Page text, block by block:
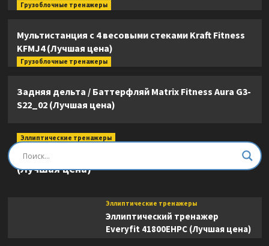
Грузоблочные тренажеры
Мультистанция с 4 весовыми стеками Kraft Fitness
KFMJ4 (Лучшая цена)
Грузоблочные тренажеры
Задняя дельта / Баттерфляй Matrix Fitness Aura G3-
S22_02 (Лучшая цена)
Эллиптические тренажеры
Эллиптический тренажер DFC E8745T
(Лучшая цена)
Эллиптические тренажеры
Эллиптический тренажер
Everyfit 41800EHPC (Лучшая цена)